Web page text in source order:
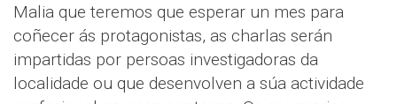
Malia que teremos que esperar un mes para
coñecer ás protagonistas, as charlas serán
impartidas por persoas investigadoras da
localidade ou que desenvolven a súa actividade